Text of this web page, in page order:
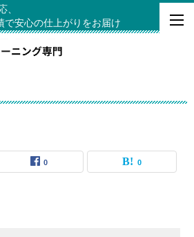
、
安心の仕上がりをお届け
0 0